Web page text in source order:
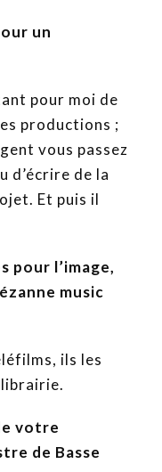
un
pour moi de
productions ;
vous passez
d’écrire de la
Et puis il
pour l’image,
music
ils les
votre
de Basse